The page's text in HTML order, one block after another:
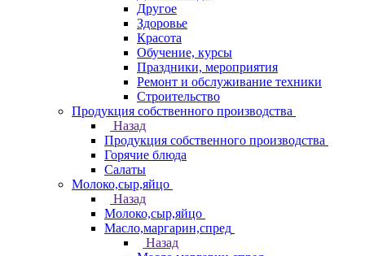
Другое
Здоровье
Красота
Обучение, курсы
Праздники, мероприятия
Ремонт и обслуживание техники
Строительство
Продукция собственного производства
Назад
Продукция собственного производства
Горячие блюда
Салаты
Молоко,сыр,яйцо
Назад
Молоко,сыр,яйцо
Масло,маргарин,спред
Назад